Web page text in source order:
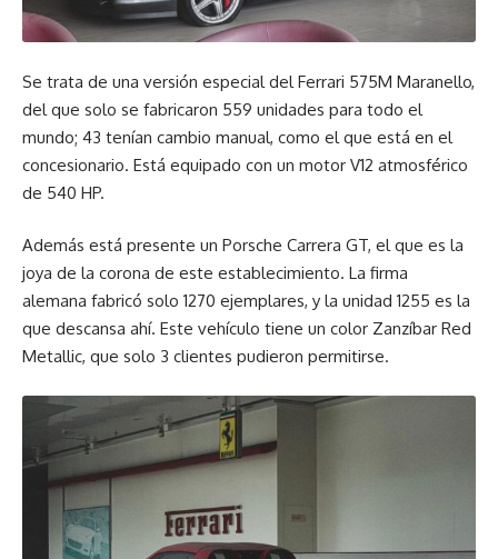
Se trata de una versión especial del Ferrari 575M Maranello,
del que solo se fabricaron 559 unidades para todo el
mundo; 43 tenían cambio manual, como el que está en el
concesionario. Está equipado con un motor V12 atmosférico
de 540 HP.
Además está presente un Porsche Carrera GT, el que es la
joya de la corona de este establecimiento. La firma
alemana fabricó solo 1270 ejemplares, y la unidad 1255 es la
que descansa ahí. Este vehículo tiene un color Zanzíbar Red
Metallic, que solo 3 clientes pudieron permitirse.